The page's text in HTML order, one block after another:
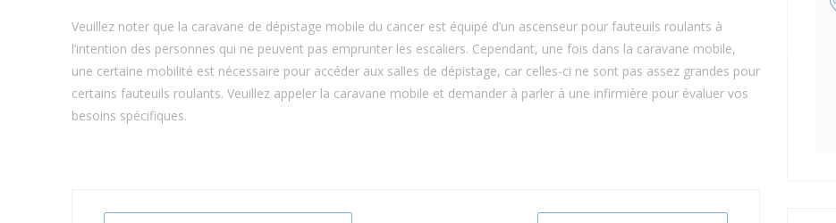
Veuillez noter que la caravane de dépistage mobile du cancer est équipé d’un ascenseur pour fauteuils roulants à
l’intention des personnes qui ne peuvent pas emprunter les escaliers. Cependant, une fois dans la caravane mobile,
une certaine mobilité est nécessaire pour accéder aux salles de dépistage, car celles-ci ne sont pas assez grandes pour
certains fauteuils roulants. Veuillez appeler la caravane mobile et demander à parler à une infirmière pour évaluer vos
besoins spécifiques.